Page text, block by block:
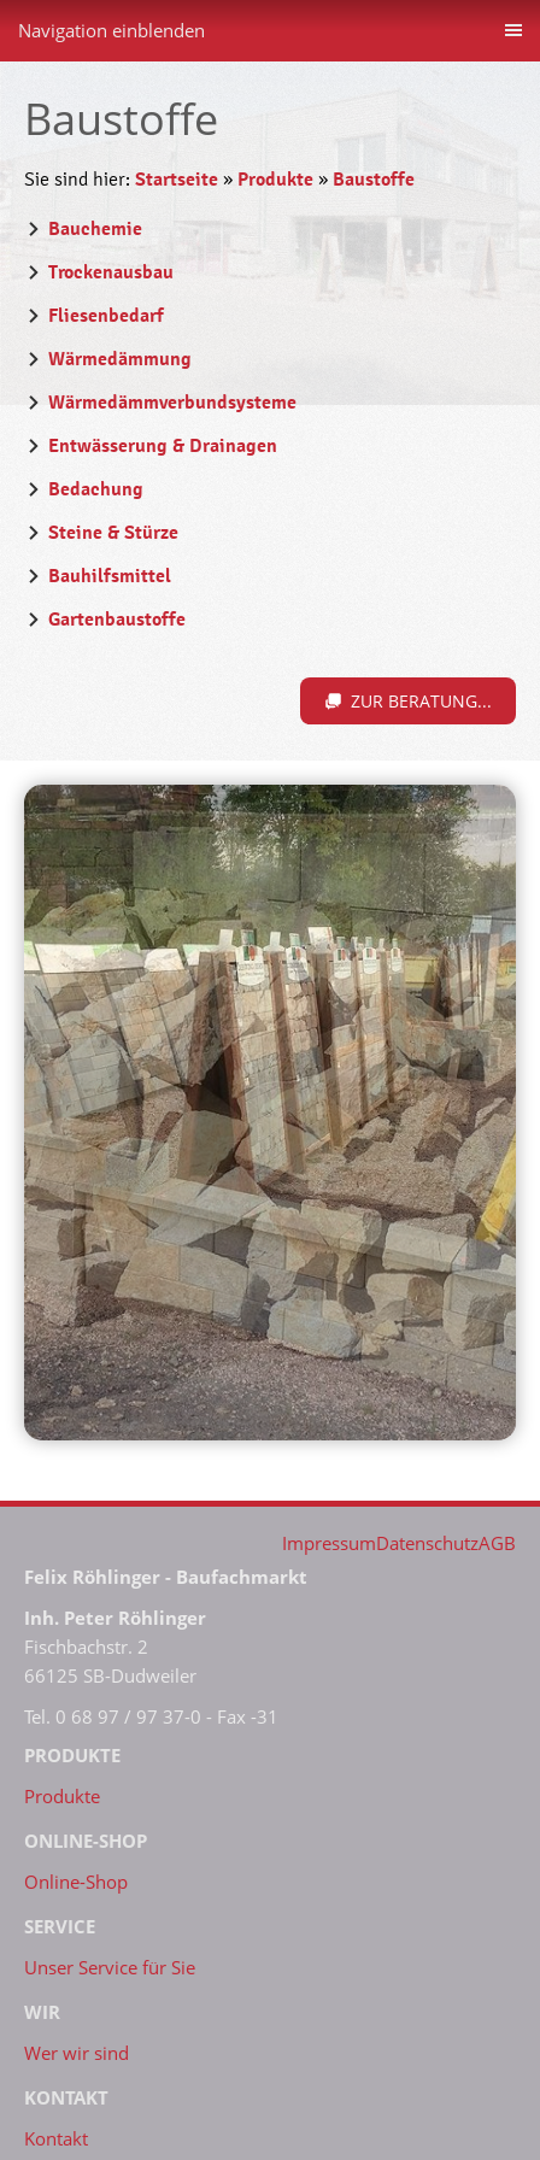
Navigation einblenden
Baustoffe
Sie sind hier: Startseite » Produkte » Baustoffe
Bauchemie
Trockenausbau
Fliesenbedarf
Wärmedämmung
Wärmedämmverbundsysteme
Entwässerung & Drainagen
Bedachung
Steine & Stürze
Bauhilfsmittel
Gartenbaustoffe
ZUR BERATUNG...
ImpressumDatenschutzAGB
Felix Röhlinger - Baufachmarkt
Inh. Peter Röhlinger
Fischbachstr. 2
66125 SB-Dudweiler
Tel. 0 68 97 / 97 37-0 - Fax -31
PRODUKTE
Produkte
ONLINE-SHOP
Online-Shop
SERVICE
Unser Service für Sie
WIR
Wer wir sind
KONTAKT
Kontakt